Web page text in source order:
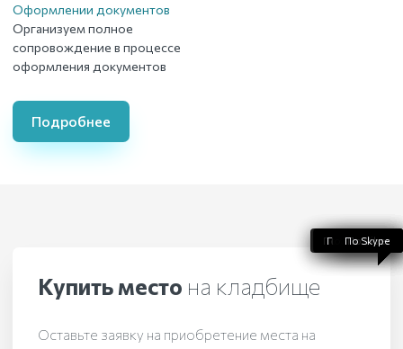
Оформлении документов
Организуем полное
сопровождение в процессе
оформления документов
Подробнее
Купить место на кладбище
Оставьте заявку на приобретение места на
По телефону
По WhatsApp
По Telegram
По Viber
По Skype